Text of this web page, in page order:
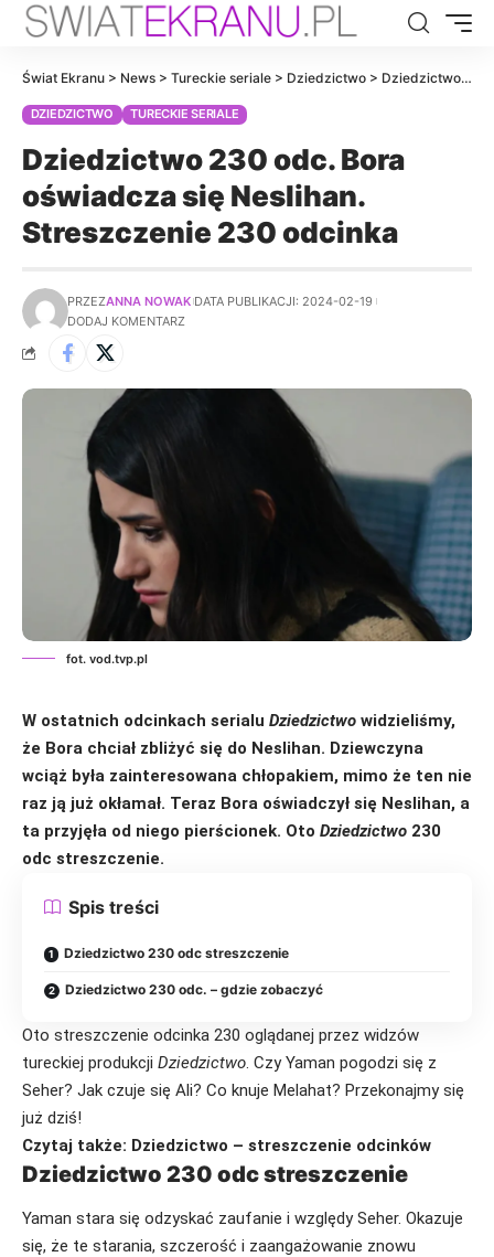
Świat Ekranu > News > Tureckie seriale > Dziedzictwo > Dziedzictwo 230 odc. Bora oświadcza się Neslihan. Streszczenie 230 odcinka
DZIEDZICTWO TURECKIE SERIALE
Dziedzictwo 230 odc. Bora
oświadcza się Neslihan.
Streszczenie 230 odcinka
PRZEZANNA NOWAK DATA PUBLIKACJI: 2024-02-19
DODAJ KOMENTARZ
fot. vod.tvp.pl
W ostatnich odcinkach serialu Dziedzictwo widzieliśmy,
że Bora chciał zbliżyć się do Neslihan. Dziewczyna
wciąż była zainteresowana chłopakiem, mimo że ten nie
raz ją już okłamał. Teraz Bora oświadczył się Neslihan, a
ta przyjęła od niego pierścionek. Oto Dziedzictwo 230
odc streszczenie.
Spis treści
Dziedzictwo 230 odc streszczenie
Dziedzictwo 230 odc. – gdzie zobaczyć
Oto streszczenie odcinka 230 oglądanej przez widzów
tureckiej produkcji Dziedzictwo. Czy Yaman pogodzi się z
Seher? Jak czuje się Ali? Co knuje Melahat? Przekonajmy się
już dziś!
Czytaj także: Dziedzictwo – streszczenie odcinków
Dziedzictwo 230 odc streszczenie
Yaman stara się odzyskać zaufanie i względy Seher. Okazuje
się, że te starania, szczerość i zaangażowanie znowu